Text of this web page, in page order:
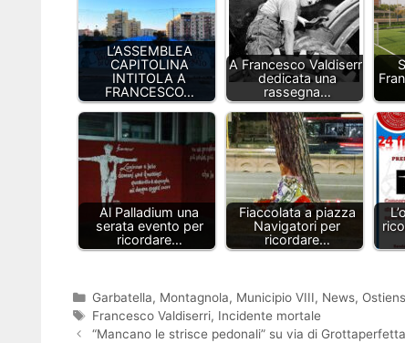
L’ASSEMBLEA
CAPITOLINA
INTITOLA A
FRANCESCO…
A Francesco Valdiserri
dedicata una
rassegna…
Al Palladium una
serata evento per
ricordare…
Fiaccolata a piazza
Navigatori per
ricordare…
Categorie
Garbatella, Montagnola, Municipio VIII, News,
Tag
Francesco Valdiserri, Incidente mortale
“Mancano le strisce pedonali” su via di